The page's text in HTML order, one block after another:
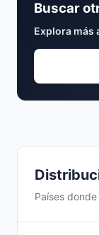
Países
Buscar
Explora más